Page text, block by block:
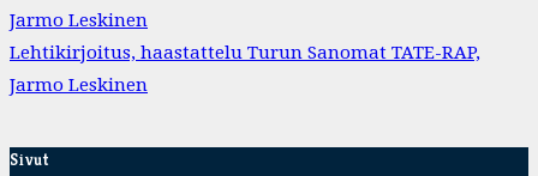
Jarmo Leskinen
Lehtikirjoitus, haastattelu Turun Sanomat TATE-RAP,
Jarmo Leskinen
Sivut